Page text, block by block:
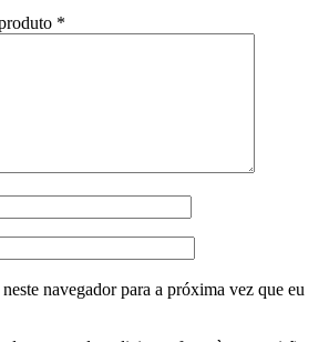
*
navegador para a próxima vez que eu